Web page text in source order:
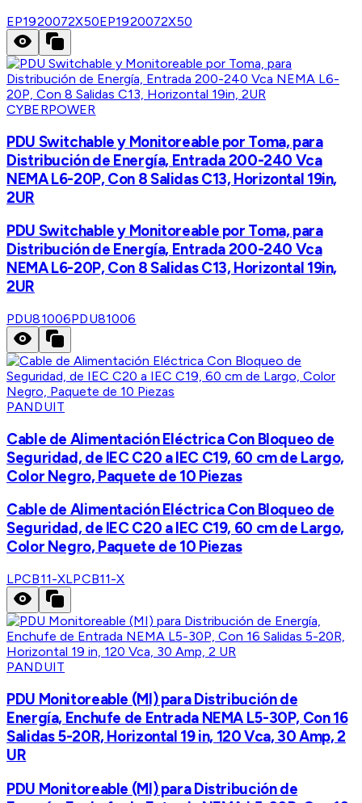
EP1920072X50EP1920072X50
CYBERPOWER
PDU Switchable y Monitoreable por Toma, para
Distribución de Energía, Entrada 200-240 Vca
NEMA L6-20P, Con 8 Salidas C13, Horizontal 19in,
2UR
PDU Switchable y Monitoreable por Toma, para
Distribución de Energía, Entrada 200-240 Vca
NEMA L6-20P, Con 8 Salidas C13, Horizontal 19in,
2UR
PDU81006PDU81006
PANDUIT
Cable de Alimentación Eléctrica Con Bloqueo de
Seguridad, de IEC C20 a IEC C19, 60 cm de Largo,
Color Negro, Paquete de 10 Piezas
Cable de Alimentación Eléctrica Con Bloqueo de
Seguridad, de IEC C20 a IEC C19, 60 cm de Largo,
Color Negro, Paquete de 10 Piezas
LPCB11-XLPCB11-X
PANDUIT
PDU Monitoreable (MI) para Distribución de
Energía, Enchufe de Entrada NEMA L5-30P, Con 16
Salidas 5-20R, Horizontal 19 in, 120 Vca, 30 Amp, 2
UR
PDU Monitoreable (MI) para Distribución de